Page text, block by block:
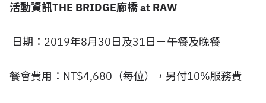
活動資訊THE BRIDGE廊橋 at RAW
日期：2019年8月30日及31日－午餐及晚餐
餐會費用：NT$4,680（每位），另付10%服務費